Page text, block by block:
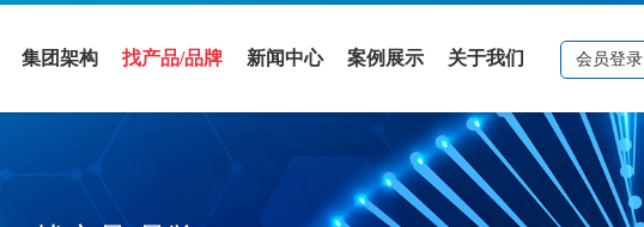
会员登录
集团架构
实验室设备领域
找产品/品牌 新闻中心
公司新闻
案例展示
案例展示
解决方案
关于我们
公司简介
品牌资质